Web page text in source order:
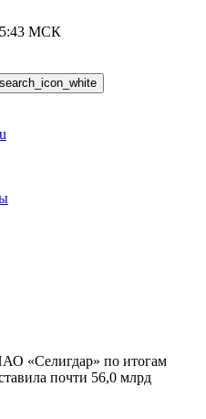
МСК
«Селигдар» по итогам
почти 56,0 млрд